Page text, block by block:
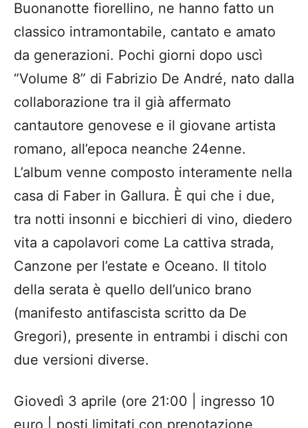
Buonanotte fiorellino, ne hanno fatto un
classico intramontabile, cantato e amato
da generazioni. Pochi giorni dopo uscì
“Volume 8” di Fabrizio De André, nato dalla
collaborazione tra il già affermato
cantautore genovese e il giovane artista
romano, all’epoca neanche 24enne.
L’album venne composto interamente nella
casa di Faber in Gallura. È qui che i due,
tra notti insonni e bicchieri di vino, diedero
vita a capolavori come La cattiva strada,
Canzone per l’estate e Oceano. Il titolo
della serata è quello dell’unico brano
(manifesto antifascista scritto da De
Gregori), presente in entrambi i dischi con
due versioni diverse.
Giovedì 3 aprile (ore 21:00 | ingresso 10